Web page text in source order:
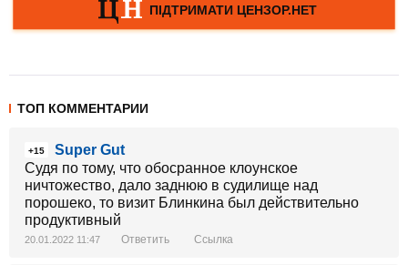
ТОП КОММЕНТАРИИ
+15
Super Gut
Судя по тому, что обосранное клоунское
ничтожество, дало заднюю в судилище над
порошеко, то визит Блинкина был действительно
продуктивный
20.01.2022 11:47 Ответить Ссылка